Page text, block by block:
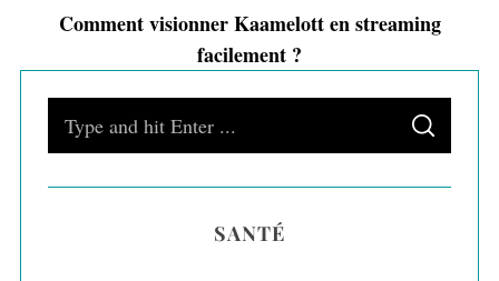
Comment visionner Kaamelott en streaming
facilement ?
S
A
C
SANTÉ